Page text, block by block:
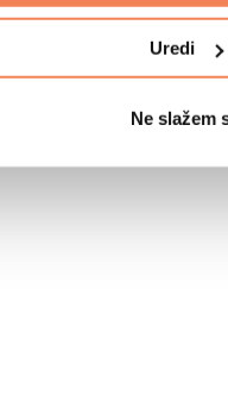
Uredi
Ne slažem